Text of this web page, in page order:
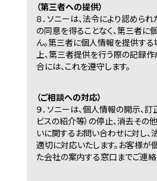
（第三者への提供）
８． ソニーは、法令により認められ
の同意を得ることなく、第三者に
ん。第三者に個人情報を提供する
上、第三者提供を行う際の記録
合には、これを遵守します。
（ご相談への対応）
９． ソニーは、個人情報の開示、訂
ビスの紹介等）の停止、消去その
いに関するお問い合わせに対し、
適切に対応いたします。お客様
た会社の案内する窓口までご連絡